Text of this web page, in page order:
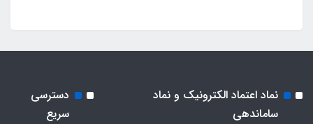
نماد اعتماد الکترونیک و نماد
ساماندهی
دسترسی
سریع